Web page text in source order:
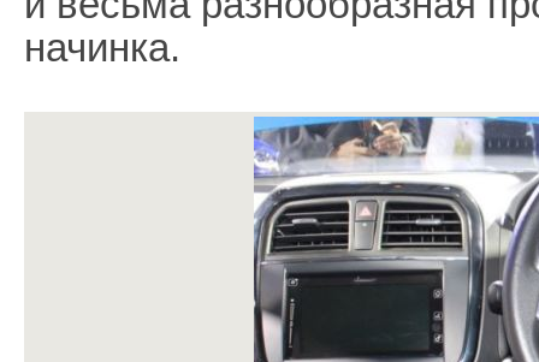
начинка.